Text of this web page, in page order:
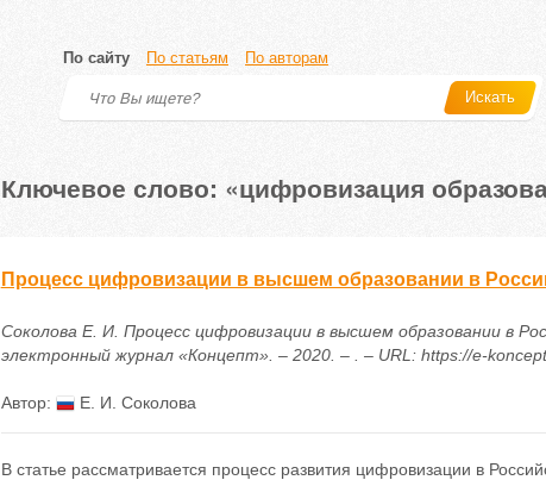
По сайту По статьям По авторам
Искать
Ключевое слово: «цифровизация
Процесс цифровизации в высшем образовании в
Соколова Е. И. Процесс цифровизации в высшем образовании в
электронный журнал «Концепт». – 2020. – . – URL: https://e-
Автор: Е. И. Соколова
В статье рассматривается процесс развития цифровизации в